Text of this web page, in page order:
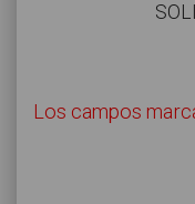
Los campos